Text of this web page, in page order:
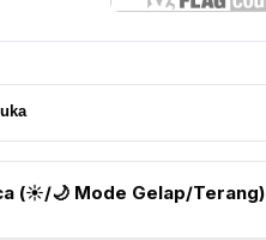
(☀️/🌙 Mode Gelap/Terang)